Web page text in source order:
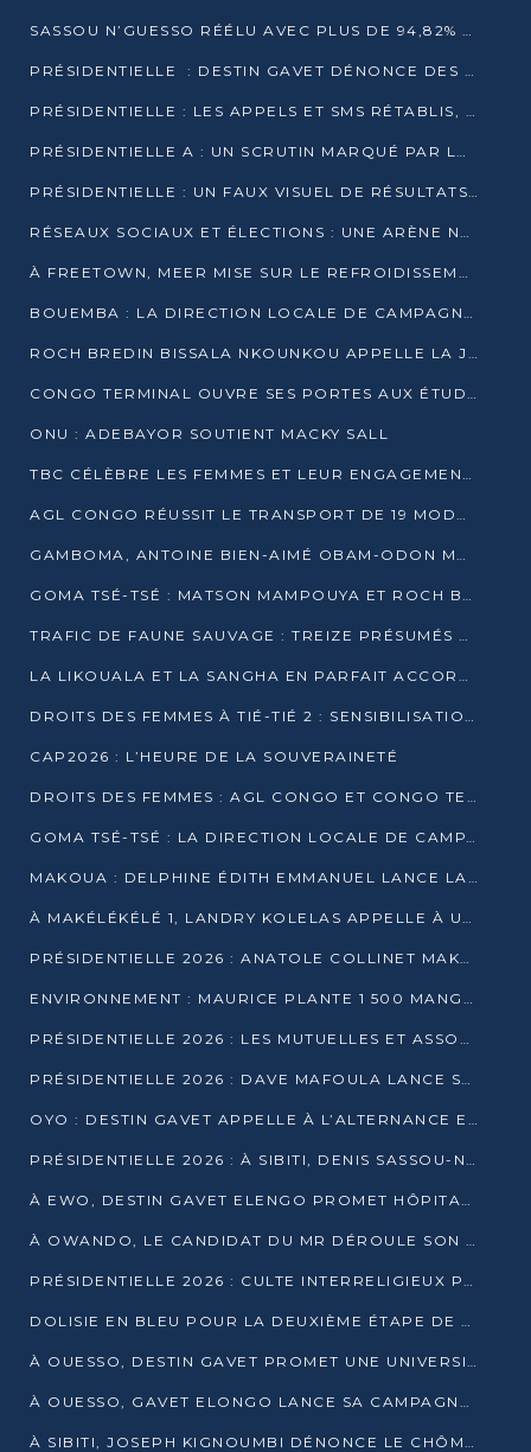
SASSOU N’GUESSO RÉÉLU AVEC PLUS DE 94,82% DES VOIX
PRÉSIDENTIELLE : DESTIN GAVET DÉNONCE DES IRRÉGULARITÉS ET REVENDIQUE LA VICTOIRE
PRÉSIDENTIELLE : LES APPELS ET SMS RÉTABLIS, INTERNET RESTE BLOQUÉ
PRÉSIDENTIELLE A : UN SCRUTIN MARQUÉ PAR LA COUPURE D’INTERNET ET UNE AFFLUENCE TIMIDE À BRAZZAVILLE
PRÉSIDENTIELLE : UN FAUX VISUEL DE RÉSULTATS CIRCULE
RÉSEAUX SOCIAUX ET ÉLECTIONS : UNE ARÈNE NUMÉRIQUE EN PLEINE MUTATION AU CONGO
À FREETOWN, MEER MISE SUR LE REFROIDISSEMENT PASSIF FACE À LA CHALEUR EXTRÊME
BOUEMBA : LA DIRECTION LOCALE DE CAMPAGNE DE DENIS SASSOU N’GUESSO MULTIPLIE LES ACTIVITÉS DE MOBILISATION
ROCH BREDIN BISSALA NKOUNKOU APPELLE LA JEUNESSE DE GOMA TSÉ-TSÉ À UN VOTE MASSIF POUR DENIS SASSOU NGUESSO
CONGO TERMINAL OUVRE SES PORTES AUX ÉTUDIANTS EN TRANSPORT ET LOGISTIQUE
ONU : ADEBAYOR SOUTIENT MACKY SALL
TBC CÉLÈBRE LES FEMMES ET LEUR ENGAGEMENT À L’OCCASION DU 8 MARS
AGL CONGO RÉUSSIT LE TRANSPORT DE 19 MODULES HORS GABARIT ENTRE POINTE-NOIRE ET BRAZZAVILLE
GAMBOMA, ANTOINE BIEN-AIMÉ OBAM-ODON MOBILISE LES 32 148 ÉLECTEURS EN FAVEUR DE DENIS SASSOU NGUESSO
GOMA TSÉ-TSÉ : MATSON MAMPOUYA ET ROCH BREDIN BISSALA NKOUNKOU EN CAMPAGNE DE PROXIMITÉ
TRAFIC DE FAUNE SAUVAGE : TREIZE PRÉSUMÉS TRAFIQUANTS INTERPELLÉS AU CONGO EN 2025
LA LIKOUALA ET LA SANGHA EN PARFAIT ACCORD AVEC LE PROJET DE SOCIÉTÉ DU CANDIDAT DENIS SASSOU-N’GUESSO
DROITS DES FEMMES À TIÉ-TIÉ 2 : SENSIBILISATION ET PÉDAGOGIE SUR LE DROIT DE VOTE
CAP2026 : L’HEURE DE LA SOUVERAINETÉ
DROITS DES FEMMES : AGL CONGO ET CONGO TERMINAL METTENT EN AVANT LE LEADERSHIP FÉMININ
GOMA TSÉ-TSÉ : LA DIRECTION LOCALE DE CAMPAGNE INTENSIFIE LA SENSIBILISATION DANS LES VILLAGES
MAKOUA : DELPHINE ÉDITH EMMANUEL LANCE LA CAMPAGNE POUR DENIS SASSOU-N’GUESSO
À MAKÉLÉKÉLÉ 1, LANDRY KOLELAS APPELLE À UNE MOBILISATION MASSIVE EN FAVEUR DE DENIS SASSOU-N’GUESSO
PRÉSIDENTIELLE 2026 : ANATOLE COLLINET MAKOSSO DÉFEND LE PROJET DE SOCIÉTÉ DE DENIS SASSOU NGUESSO
ENVIRONNEMENT : MAURICE PLANTE 1 500 MANGROVES POUR HONORER WANGARI MAATHAI
PRÉSIDENTIELLE 2026 : LES MUTUELLES ET ASSOCIATIONS S’IMPLIQUENT DANS LA CAMPAGNE ÉLECTORALE À TIÉ-TIÉ 2 (POINTE-NOIRE)
PRÉSIDENTIELLE 2026 : DAVE MAFOULA LANCE SA « VAGUE DU NOUVEAU DÉPART » À IMPFONDO
OYO : DESTIN GAVET APPELLE À L’ALTERNANCE ET À LA RESPONSABILITÉ DE LA JEUNESSE
PRÉSIDENTIELLE 2026 : À SIBITI, DENIS SASSOU-N’GUESSO PARIE SUR LES RESSOURCES DE LA LEKOUMOU
À EWO, DESTIN GAVET ELENGO PROMET HÔPITAL, CHEMIN DE FER ET AUDIT DES FINANCES PUBLIQUES
À OWANDO, LE CANDIDAT DU MR DÉROULE SON PROGRAMME DE “CHANGEMENT”
PRÉSIDENTIELLE 2026 : CULTE INTERRELIGIEUX POUR LA PAIX À OUENZÉ
DOLISIE EN BLEU POUR LA DEUXIÈME ÉTAPE DE CAMPAGNE DE DSN
À OUESSO, DESTIN GAVET PROMET UNE UNIVERSITÉ POUR LA SANGHA
À OUESSO, GAVET ELONGO LANCE SA CAMPAGNE SOUS LE SIGNE DU RENOUVEAU
À SIBITI, JOSEPH KIGNOUMBI DÉNONCE LE CHÔMAGE ET LES DÉFAILLANCES DE L’ÉTAT